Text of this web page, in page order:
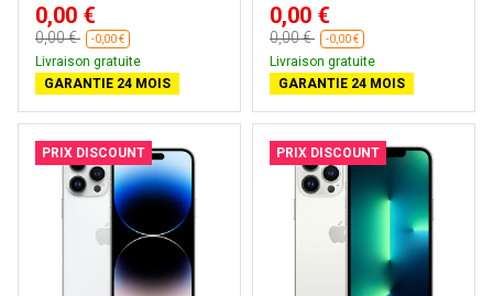
0,00 €
0,00 € -0,00 €
Livraison gratuite
GARANTIE 24 MOIS
0,00 €
0,00 € -0,00 €
Livraison gratuite
GARANTIE 24 MOIS
PRIX DISCOUNT PRIX DISCOUNT